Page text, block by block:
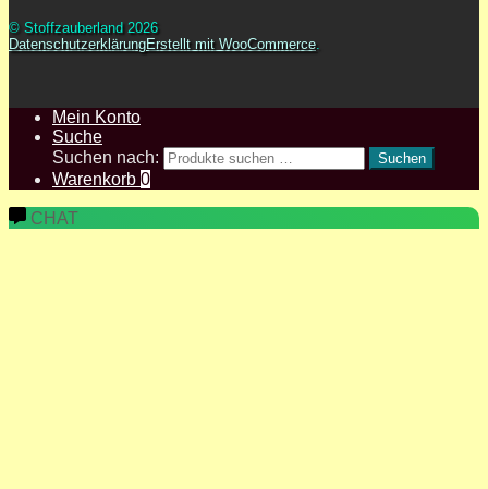
© Stoffzauberland 2026
DatenschutzerklärungErstellt mit WooCommerce
Mein Konto
Suche
Suchen nach:
Suchen
Warenkorb 0
CHAT